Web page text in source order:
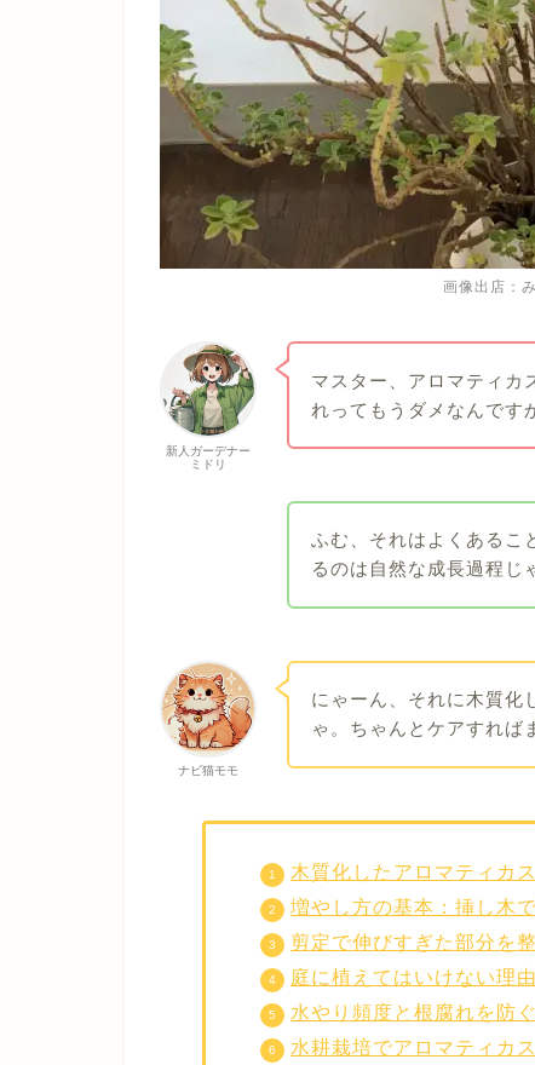
画像出店：
新人ガーデナー
ミドリ
マスター、アロマティカ
れってもうダメなんです
ふむ、それはよくあるこ
るのは自然な成長過程じ
ナビ猫モモ
にゃーん、それに木質化
ゃ。ちゃんとケアすれば
木質化したアロマティカ
増やし方の基本：挿し木
剪定で伸びすぎた部分を
庭に植えてはいけない理
水やり頻度と根腐れを防
水耕栽培でアロマティカ